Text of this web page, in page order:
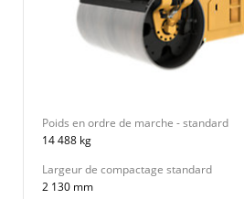
Poids en ordre de marche - standard
14 488 kg
Largeur de compactage standard
2 130 mm